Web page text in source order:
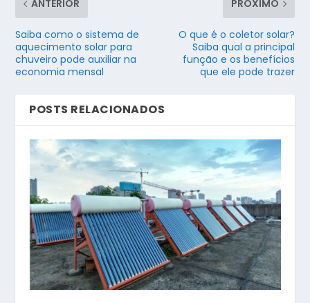
ANTERIOR
Saiba como o sistema de
aquecimento solar para
chuveiro pode auxiliar na
economia mensal
PRÓXIMO
O que é o coletor solar?
Saiba qual a principal
função e os benefícios
que ele pode trazer
POSTS RELACIONADOS